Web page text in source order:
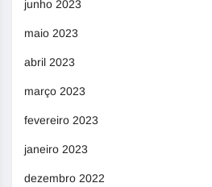
junho 2023
maio 2023
abril 2023
março 2023
fevereiro 2023
janeiro 2023
dezembro 2022